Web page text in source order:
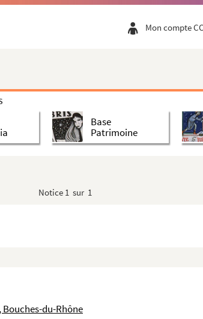
Mon compte
Base
Patrimoine
Notice 1 sur 1
du-Rhône
Die martii 6
Baptistae Stephani ...
»
»
Romae, hacce die undecim...
pneumatologie